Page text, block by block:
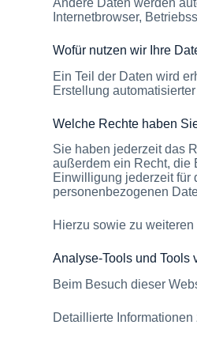
Internetbrowser,
Wofür nutzen wir Ihre
Ein Teil der Daten wird
Erstellung
Welche Rechte haben
Sie haben jederzeit das
außerdem ein Recht, die
Einwilligung jederzeit für
personenbezogenen
Hierzu sowie zu
Analyse-Tools und Tools
Beim Besuch dieser
Detaillierte